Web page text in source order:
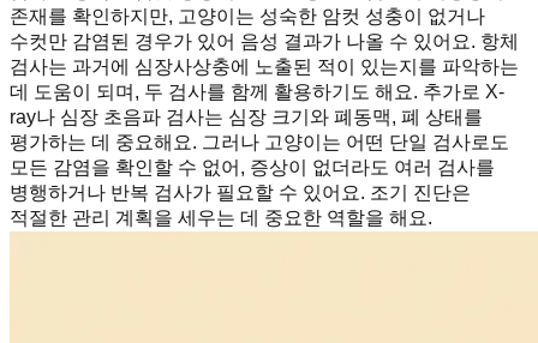
존재를 확인하지만, 고양이는 성숙한 암컷 성충이 없거나
수컷만 감염된 경우가 있어 음성 결과가 나올 수 있어요. 항체
검사는 과거에 심장사상충에 노출된 적이 있는지를 파악하는
데 도움이 되며, 두 검사를 함께 활용하기도 해요. 추가로 X-
ray나 심장 초음파 검사는 심장 크기와 폐동맥, 폐 상태를
평가하는 데 중요해요. 그러나 고양이는 어떤 단일 검사로도
모든 감염을 확인할 수 없어, 증상이 없더라도 여러 검사를
병행하거나 반복 검사가 필요할 수 있어요. 조기 진단은
적절한 관리 계획을 세우는 데 중요한 역할을 해요.